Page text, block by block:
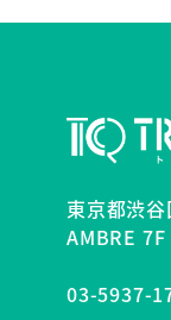
東京都渋
AMBRE 7F
03-5937-